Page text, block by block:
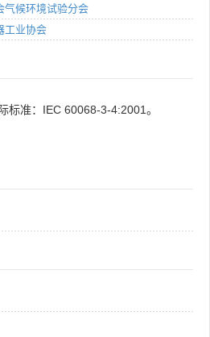
气候环境试验分会
工业协会
标准：IEC 60068-3-4:2001。